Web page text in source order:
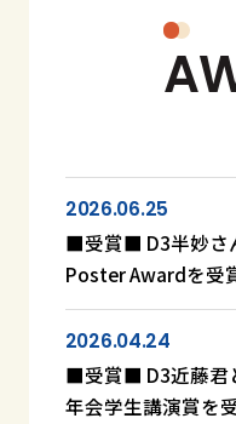
2026.06.25
■受賞■ D3半妙さ
Poster Awardを受
2026.04.24
■受賞■ D3近藤君
年会学生講演賞を